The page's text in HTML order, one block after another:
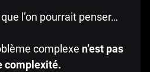
l’on pourrait penser…
complexe n’est pas
complexité.